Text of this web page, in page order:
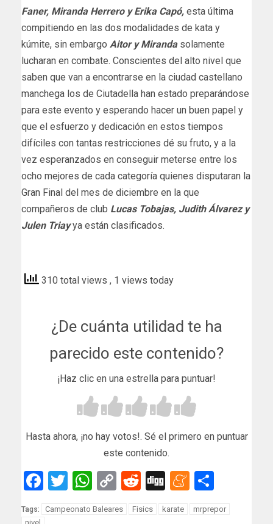
Faner, Miranda Herrero y Erika Capó, esta última
compitiendo en las dos modalidades de kata y
kúmite, sin embargo Aitor y Mirandasolamente
lucharan en combate. Conscientes del alto nivel que
saben que van a encontrarse en la ciudad castellano
manchega los de Ciutadella han estado preparándose
para este evento y esperando hacer un buen papel y
que el esfuerzo y dedicación en estos tiempos
difíciles con tantas restricciones dé su fruto, y a la
vez esperanzados en conseguir meterse entre los
ocho mejores de cada categoría quienes disputaran la
Gran Final del mes de diciembre en la que
compañeros de club Lucas Tobajas, Judith Álvarez y
Julen Triayya están clasificados.
310 total views , 1 views today
¿De cuánta utilidad te ha
parecido este contenido?
¡Haz clic en una estrella para puntuar!
Hasta ahora, ¡no hay votos!. Sé el primero en puntuar
este contenido.
Facebook
Twitter
WhatsApp
Copy
Link
Reddit
Digg
Tags: Campeonato Baleares Fisics karate
mrprepor